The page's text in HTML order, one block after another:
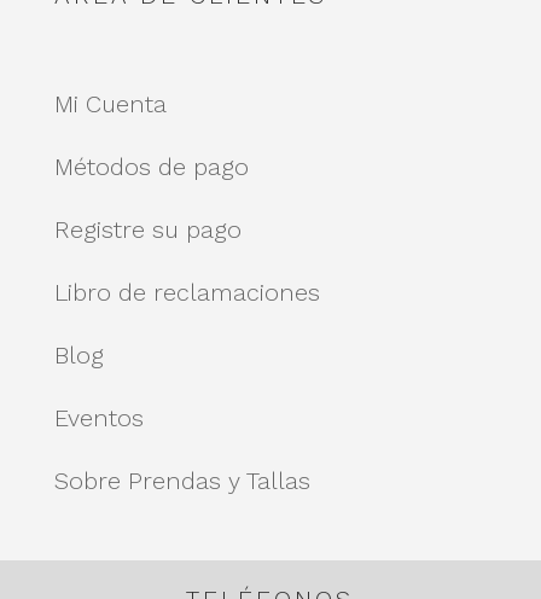
Mi Cuenta
Métodos de pago
Registre su pago
Libro de reclamaciones
Blog
Eventos
Sobre Prendas y Tallas